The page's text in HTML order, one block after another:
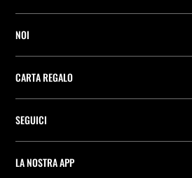
Rintraccia il tuo ordine
Ricerca dei punti di consegna
Preferenze per i cookie
NOI
Società
Company Profile
CARTA REGALO
Acquisto Carta Regalo
SEGUICI
LA NOSTRA APP